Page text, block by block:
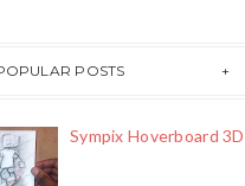
POSTS
Sympix Hoverboard 3D